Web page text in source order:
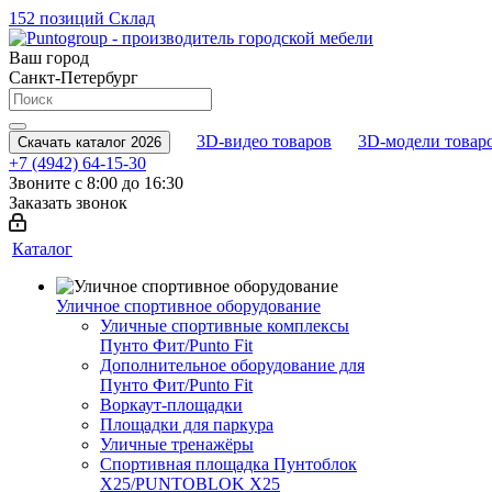
152 позиций Склад
Ваш город
Санкт-Петербург
Скачать каталог 2026 3D-видео товаров
3D-модели
+7 (4942) 64-15-30
Звоните с 8:00 до 16:30
Заказать звонок
Каталог
Уличное спортивное оборудование
Уличные спортивные комплексы
Пунто Фит/Punto Fit
Дополнительное оборудование для
Пунто Фит/Punto Fit
Воркаут-площадки
Площадки для паркура
Уличные тренажёры
Спортивная площадка Пунтоблок
Х25/PUNTOBLOK X25